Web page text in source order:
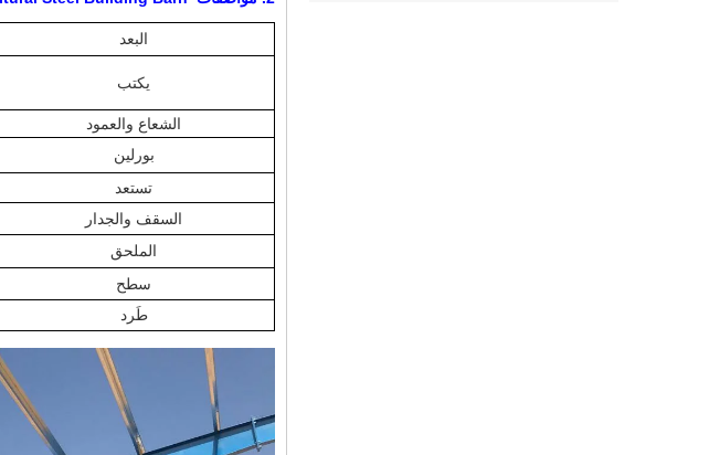
البعد
يكتب
الشعاع والعمود
بورلين
تستعد
السقف والجدار
الملحق
سطح
طَرد